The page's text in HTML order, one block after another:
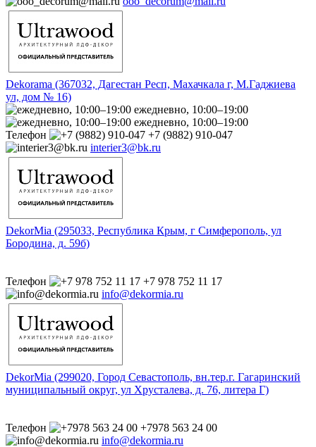
Dekorama (367032, Дагестан Респ, Махачкала г, М.Гаджиева
ул, дом № 16)
ежедневно, 10:00–19:00
ежедневно, 10:00–19:00
Телефон
+7 (9882) 910-047
interier3@bk.ru
DekorMia (295033, Республика Крым, г Симферополь, ул
Бородина, д. 59б)
Телефон
+7 978 752 11 17
info@dekormia.ru
DekorMia (299020, Город Севастополь, вн.тер.г. Гагаринский
муниципальный округ, ул Хрусталева, д. 76, литера Г)
Телефон
+7978 563 24 00
info@dekormia.ru